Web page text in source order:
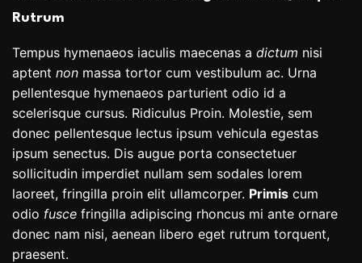
Rutrum
Tempus hymenaeos iaculis maecenas a dictum nisi
aptent non massa tortor cum vestibulum ac. Urna
pellentesque hymenaeos parturient odio id a
scelerisque cursus. Ridiculus Proin. Molestie, sem
donec pellentesque lectus ipsum vehicula egestas
ipsum senectus. Dis augue porta consectetuer
sollicitudin imperdiet nullam sem sodales lorem
laoreet, fringilla proin elit ullamcorper. Primis cum
odio fusce fringilla adipiscing rhoncus mi ante ornare
donec nam nisi, aenean libero eget rutrum torquent,
praesent.